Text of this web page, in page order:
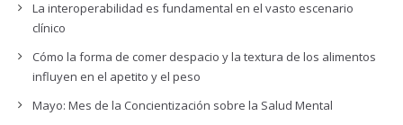
La interoperabilidad es fundamental en el vasto escenario
clínico
Cómo la forma de comer despacio y la textura de los alimentos
influyen en el apetito y el peso
Mayo: Mes de la Concientización sobre la Salud Mental